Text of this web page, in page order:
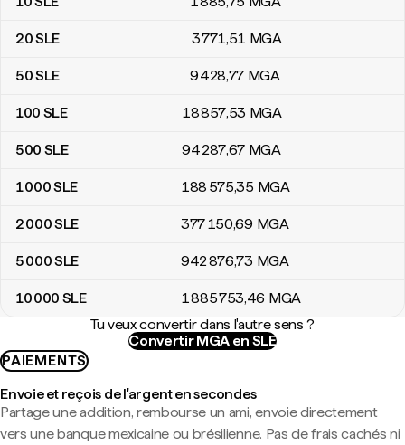
20SLE 3 771,51 MGA
50SLE 9 428,77 MGA
100 SLE 18 857,53 MGA
500 SLE 94 287,67 MGA
1 000SLE 188 575,35 MGA
2 000SLE 377 150,69 MGA
5 000SLE 942 876,73 MGA
10 000 SLE 1 885 753,46 MGA
Tu veux convertir dans l'autre sens ?
Convertir MGA en SLE
PAIEMENTS
Envoie et reçois de l'argent en secondes
Partage une addition, rembourse un ami, envoie directement
vers une banque mexicaine ou brésilienne. Pas de frais cachés ni